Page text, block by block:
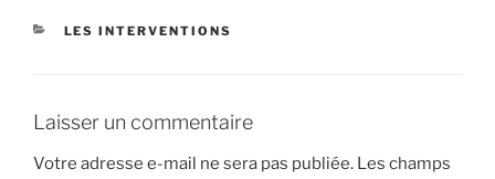
CATÉGORIES
LES INTERVENTIONS
Laisser un commentaire
Votre adresse e-mail ne sera pas publiée. Les champs